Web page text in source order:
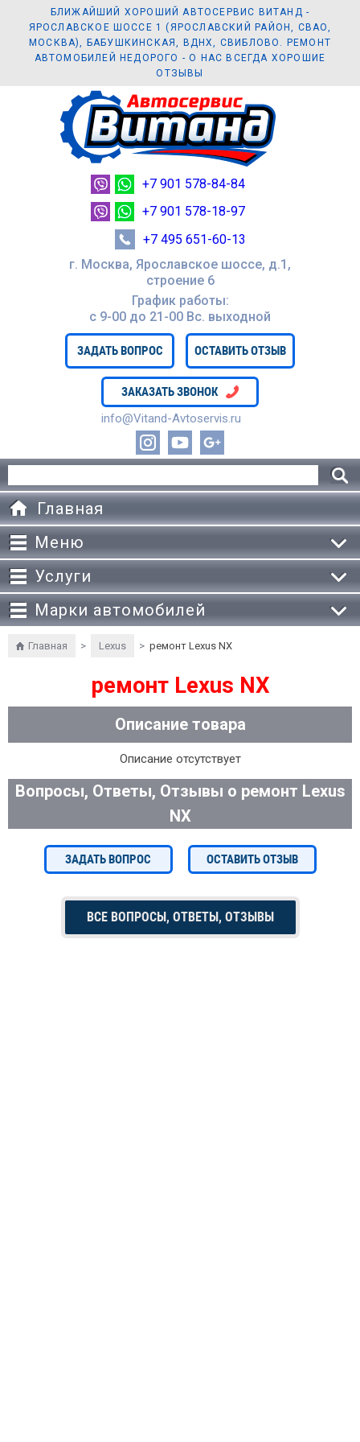
БЛИЖАЙШИЙ ХОРОШИЙ АВТОСЕРВИС ВИТАНД -
ЯРОСЛАВСКОЕ ШОССЕ 1 (ЯРОСЛАВСКИЙ РАЙОН, СВАО,
МОСКВА), БАБУШКИНСКАЯ, ВДНХ, СВИБЛОВО. РЕМОНТ
АВТОМОБИЛЕЙ НЕДОРОГО - О НАС ВСЕГДА ХОРОШИЕ
ОТЗЫВЫ
г. Москва, Ярославское шоссе, д.1,
строение 6
График работы:
с 9-00 до 21-00 Вc. выходной
ЗАДАТЬ ВОПРОС ОСТАВИТЬ ОТЗЫВ
ЗАКАЗАТЬ ЗВОНОК
info@Vitand-Avtoservis.ru
+7 901 578-84-84
+7 901 578-18-97
+7 495 651-60-13
Главная
Меню
Услуги
Марки автомобилей
Главная > Lexus > ремонт Lexus NX
ремонт Lexus NX
Описание товара
Описание отсутствует
Вопросы, Ответы, Отзывы о ремонт Lexus
NX
ЗАДАТЬ ВОПРОС ОСТАВИТЬ ОТЗЫВ
ВСЕ ВОПРОСЫ, ОТВЕТЫ, ОТЗЫВЫ